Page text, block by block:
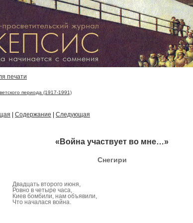
печати
периода (1917-1991)
Содержание
Следующая
«Война участвует во мне…»
Снегири
Двадцать второго июня,
Ровно в четыре часа,
Киев бомбили, нам объявили,
Что началася война.